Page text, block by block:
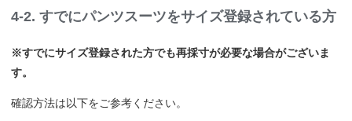
4-2. すでにパンツスーツをサイズ登録されている方
※すでにサイズ登録された方でも再採寸が必要な場合がございま
す。
確認方法は以下をご参考ください。